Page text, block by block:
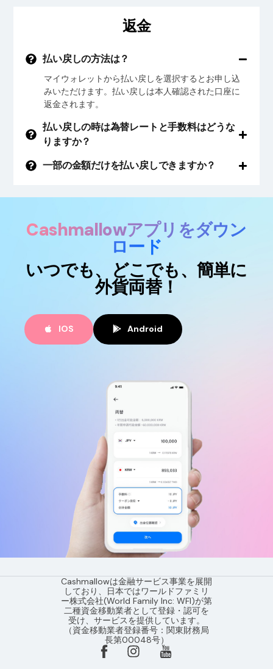
返金
払い戻しの方法は？
マイウォレットから払い戻しを選択するとお申し込
みいただけます。払い戻しは本人確認された口座に
返金されます。
払い戻しの時は為替レートと手数料はどうな
りますか？
一部の金額だけを払い戻しできますか？
Cashmallowアプリをダウン
ロード
いつでも、どこでも、簡単に
外貨両替！
IOS Android
Cashmallowは金融サービス事業を展開
しており、日本ではワールドファミリ
ー株式会社(World Family Inc: WFI)が第
二種資金移動業者として登録・認可を
受け、サービスを提供しています。
（資金移動業者登録番号：関東財務局
長第00048号）